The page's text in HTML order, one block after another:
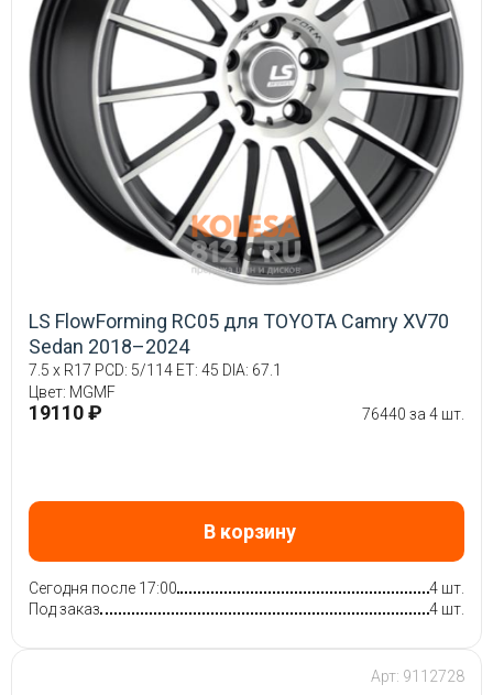
LS FlowForming RC05 для TOYOTA Camry XV70
Sedan 2018–2024
7.5 x R17 PCD: 5/114 ET: 45 DIA: 67.1
Цвет: MGMF
19110 ₽ 76440 за 4 шт.
В корзину
Сегодня после 17:00
4 шт.
Под заказ
4 шт.
Арт: 9112728